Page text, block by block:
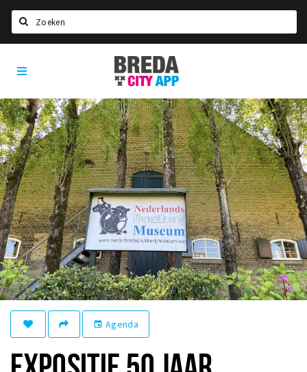
Home
Agenda
Deals
Party pics
Nieuws, interviews & blogs
Eten
Drinken
Slapen
Recreatief
Winkels
Winkelgebieden
Breda
City
App
event Agenda